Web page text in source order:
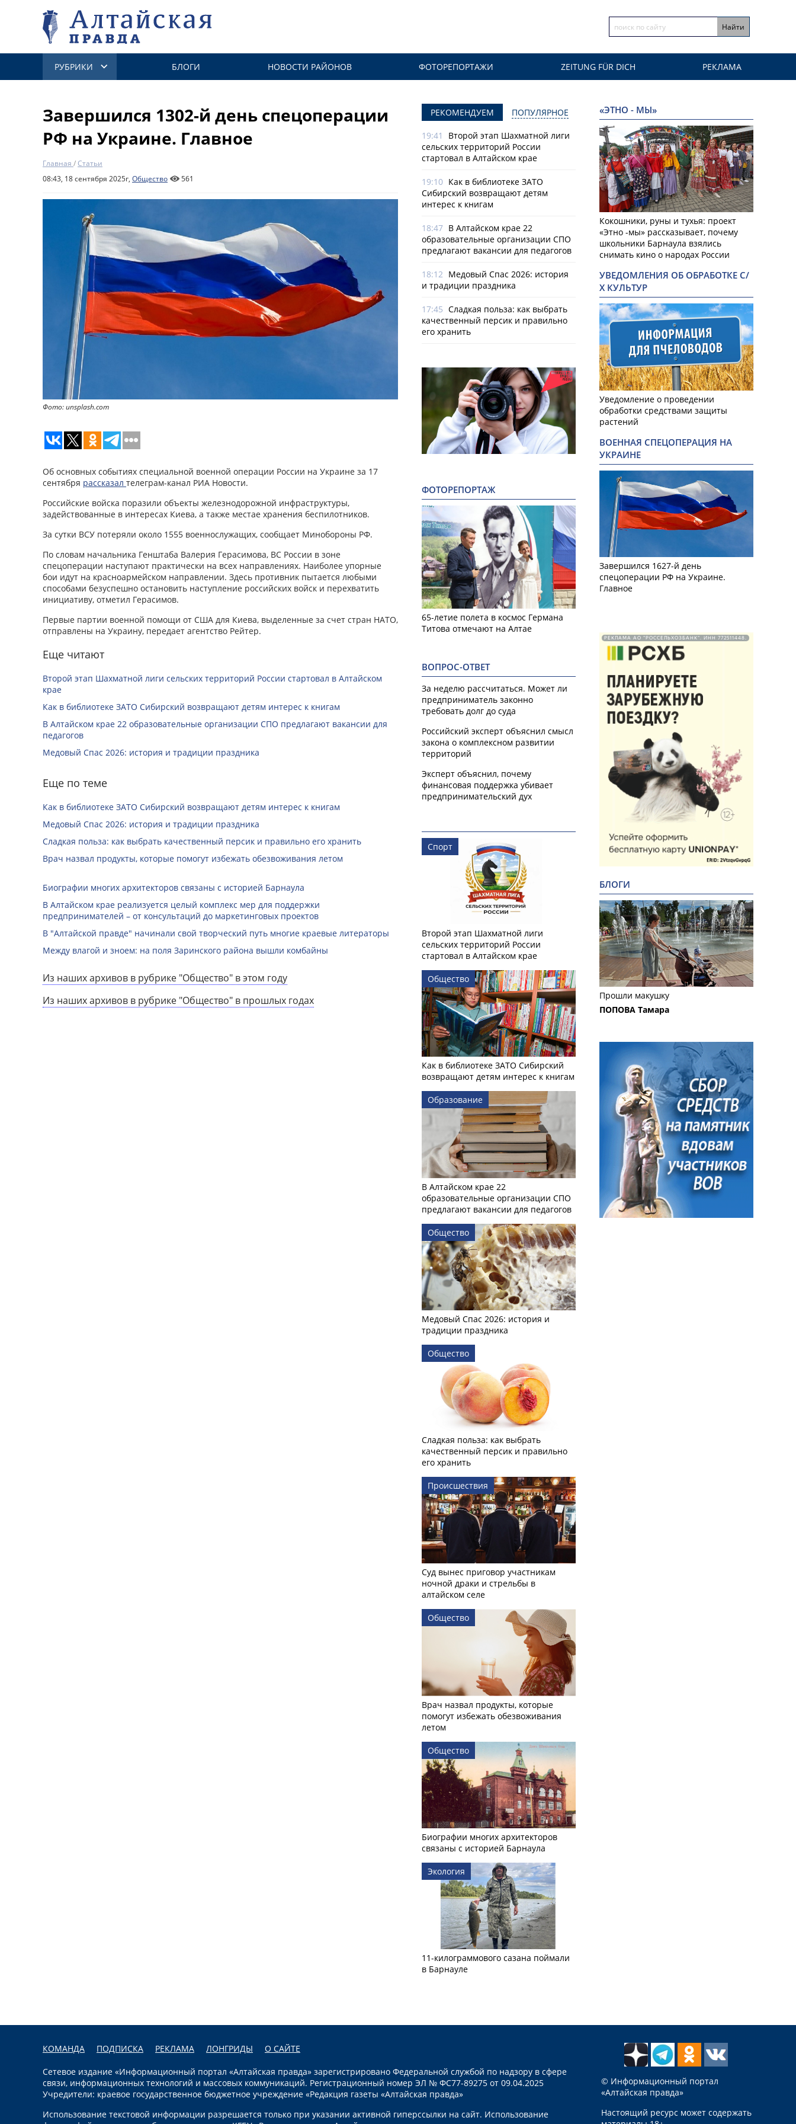
РУБРИКИ БЛОГИ НОВОСТИ РАЙОНОВ ФОТОРЕПОРТАЖИ ZEITUNG FÜR DICH РЕКЛАМА
Завершился 1302-й день спецоперации
РФ на Украине. Главное
Главная /Статьи
08:43, 18 сентября 2025г, Общество 561
Фото: unsplash.com
Об основных событиях специальной военной операции России на Украине за 17
сентября рассказал телеграм-канал РИА Новости.
Российские войска поразили объекты железнодорожной инфраструктуры,
задействованные в интересах Киева, а также местае хранения беспилотников.
За сутки ВСУ потеряли около 1555 военнослужащих, сообщает Минобороны РФ.
По словам начальника Генштаба Валерия Герасимова, ВС России в зоне
спецоперации наступают практически на всех направлениях. Наиболее упорные
бои идут на красноармейском направлении. Здесь противник пытается любыми
способами безуспешно остановить наступление российских войск и перехватить
инициативу, отметил Герасимов.
Первые партии военной помощи от США для Киева, выделенные за счет стран НАТО,
отправлены на Украину, передает агентство Рейтер.
Еще читают
Второй этап Шахматной лиги сельских территорий России стартовал в Алтайском
крае
Как в библиотеке ЗАТО Сибирский возвращают детям интерес к книгам
В Алтайском крае 22 образовательные организации СПО предлагают вакансии для
педагогов
Медовый Спас 2026: история и традиции праздника
Еще по теме
Как в библиотеке ЗАТО Сибирский возвращают детям интерес к книгам
Медовый Спас 2026: история и традиции праздника
Сладкая польза: как выбрать качественный персик и правильно его хранить
Врач назвал продукты, которые помогут избежать обезвоживания летом
Биографии многих архитекторов связаны с историей Барнаула
В Алтайском крае реализуется целый комплекс мер для поддержки
предпринимателей – от консультаций до маркетинговых проектов
В "Алтайской правде" начинали свой творческий путь многие краевые литераторы
Между влагой и зноем: на поля Заринского района вышли комбайны
Из наших архивов в рубрике "Общество" в этом году
Из наших архивов в рубрике "Общество" в прошлых годах
РЕКОМЕНДУЕМ ПОПУЛЯРНОЕ
19:41
Второй этап Шахматной лиги
сельских территорий России
стартовал в Алтайском крае
19:10 Как в библиотеке ЗАТО
Сибирский возвращают детям
интерес к книгам
18:47 В Алтайском крае 22
образовательные организации СПО
предлагают вакансии для педагогов
18:12 Медовый Спас 2026: история
и традиции праздника
17:45 Сладкая польза: как выбрать
качественный персик и правильно
его хранить
ФОТОРЕПОРТАЖ
65-летие полета в космос Германа
Титова отмечают на Алтае
ВОПРОС-ОТВЕТ
За неделю рассчитаться. Может ли
предприниматель законно
требовать долг до суда
Российский эксперт объяснил смысл
закона о комплексном развитии
территорий
Эксперт объяснил, почему
финансовая поддержка убивает
предпринимательский дух
Спорт
Второй этап Шахматной лиги
сельских территорий России
стартовал в Алтайском крае
Общество
Как в библиотеке ЗАТО Сибирский
возвращают детям интерес к книгам
Образование
В Алтайском крае 22
образовательные организации СПО
предлагают вакансии для педагогов
Общество
Медовый Спас 2026: история и
традиции праздника
Общество
Сладкая польза: как выбрать
качественный персик и правильно
его хранить
Происшествия
Суд вынес приговор участникам
ночной драки и стрельбы в
алтайском селе
Общество
Врач назвал продукты, которые
помогут избежать обезвоживания
летом
Общество
Биографии многих архитекторов
связаны с историей Барнаула
Экология
11-килограммового сазана поймали
в Барнауле
«ЭТНО - МЫ»
Кокошники, руны и тухья: проект
«Этно -мы» рассказывает, почему
школьники Барнаула взялись
снимать кино о народах России
УВЕДОМЛЕНИЯ ОБ ОБРАБОТКЕ С/
Х КУЛЬТУР
Уведомление о проведении
обработки средствами защиты
растений
ВОЕННАЯ СПЕЦОПЕРАЦИЯ НА
УКРАИНЕ
Завершился 1627-й день
спецоперации РФ на Украине.
Главное
РЕКЛАМА АО "РОССЕЛЬХОЗБАНК". ИНН 772511448.
БЛОГИ
Прошли макушку
ПОПОВА Тамара
КОМАНДА ПОДПИСКА РЕКЛАМА ЛОНГРИДЫ О САЙТЕ
Сетевое издание «Информационный портал «Алтайская правда» зарегистрировано Федеральной службой по надзору в сфере
связи, информационных технологий и массовых коммуникаций. Регистрационный номер ЭЛ № ФС77-89275 от 09.04.2025
Учредители: краевое государственное бюджетное учреждение «Редакция газеты «Алтайская правда»
Использование текстовой информации разрешается только при указании активной гиперссылки на сайт. Использование
© Информационный портал
«Алтайская правда»
Настоящий ресурс может содержать